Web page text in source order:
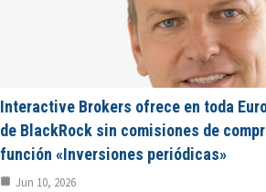
Interactive Brokers ofrece en toda
de BlackRock sin comisiones de
función «Inversiones periódicas»
Jun 10, 2026